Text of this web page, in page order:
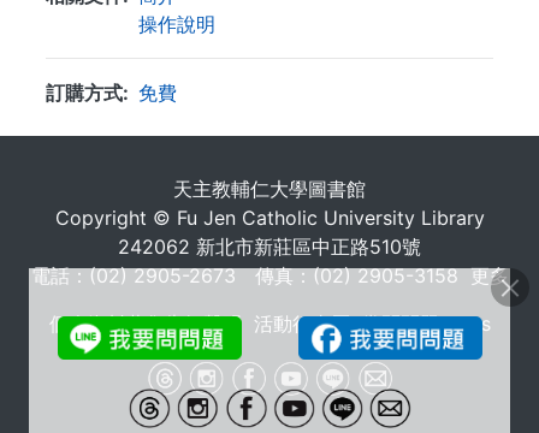
操作說明
訂購方式
免費
天主教輔仁大學圖書館
Copyright © Fu Jen Catholic University Library
242062 新北市新莊區中正路510號
電話：(02) 2905-2673 傳真：(02) 2905-3158更多
個人資料蒐集告知聲明 活動行事曆 常問問題 FAQs